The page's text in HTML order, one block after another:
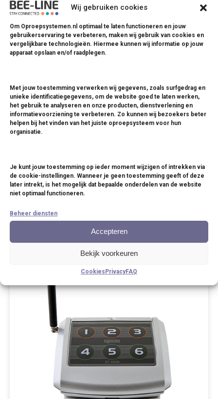
Wij gebruiken cookies
Om Oproepsystemen.nl optimaal te laten functioneren en jouw
gebruikerservaring te verbeteren, maken wij gebruik van cookies en
vergelijkbare technologieën. Hiermee kunnen wij informatie op jouw
apparaat opslaan en/of raadplegen.
Met jouw toestemming verwerken wij gegevens, zoals surfgedrag en
unieke identificatiegegevens, om de website goed te laten werken,
het gebruik te analyseren en onze producten, dienstverlening en
informatievoorziening te verbeteren. Zo kunnen wij bezoekers beter
helpen bij het vinden van het juiste oproepsysteem voor hun
organisatie.
Je kunt jouw toestemming op ieder moment wijzigen of intrekken via
de cookie-instellingen. Wanneer je geen toestemming geeft of deze
later intrekt, is het mogelijk dat bepaalde onderdelen van de website
niet optimaal functioneren.
Beheer diensten
Accepteren
Bekijk voorkeuren
Cookies PrivacyFAQ
Waterdicht oproepsysteem geschikt voor
wellness en terras
Lees meer